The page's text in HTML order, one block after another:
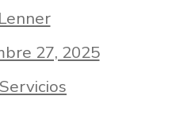
Lenner
27, 2025
Servicios